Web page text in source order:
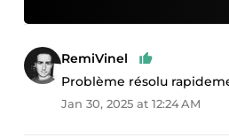
RemiVinel
Problème résolu
Jan 30, 2025 at 12:24 AM